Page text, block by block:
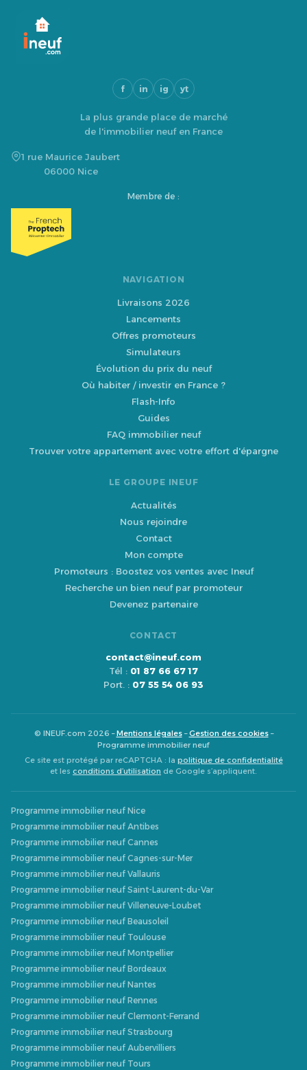
f in ig yt
La plus grande place de marché
de l'immobilier neuf en France
1 rue Maurice Jaubert
06000 Nice
Membre de :
NAVIGATION
Livraisons 2026
Lancements
Offres promoteurs
Simulateurs
Évolution du prix du neuf
Où habiter / investir en France ?
Flash-Info
Guides
FAQ immobilier neuf
Trouver votre appartement avec votre effort d'épargne
LE GROUPE INEUF
Actualités
Nous rejoindre
Contact
Mon compte
Promoteurs : Boostez vos ventes avec Ineuf
Recherche un bien neuf par promoteur
Devenez partenaire
CONTACT
contact@ineuf.com
Tél : 01 87 66 67 17
Port. : 07 55 54 06 93
© INEUF.com 2026 –Mentions légales–Gestion des cookies–
Programme immobilier neuf
Ce site est protégé par reCAPTCHA : la politique de confidentialité
et les conditions d’utilisation de Google s’appliquent.
Programme immobilier neuf Nice
Programme immobilier neuf Antibes
Programme immobilier neuf Cannes
Programme immobilier neuf Cagnes-sur-Mer
Programme immobilier neuf Vallauris
Programme immobilier neuf Saint-Laurent-du-Var
Programme immobilier neuf Villeneuve-Loubet
Programme immobilier neuf Beausoleil
Programme immobilier neuf Toulouse
Programme immobilier neuf Montpellier
Programme immobilier neuf Bordeaux
Programme immobilier neuf Nantes
Programme immobilier neuf Rennes
Programme immobilier neuf Clermont-Ferrand
Programme immobilier neuf Strasbourg
Programme immobilier neuf Aubervilliers
Programme immobilier neuf Tours